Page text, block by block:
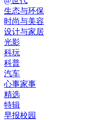
生态与环保
时尚与美容
设计与家居
光影
科玩
科普
汽车
心事家事
精选
特辑
早报校园